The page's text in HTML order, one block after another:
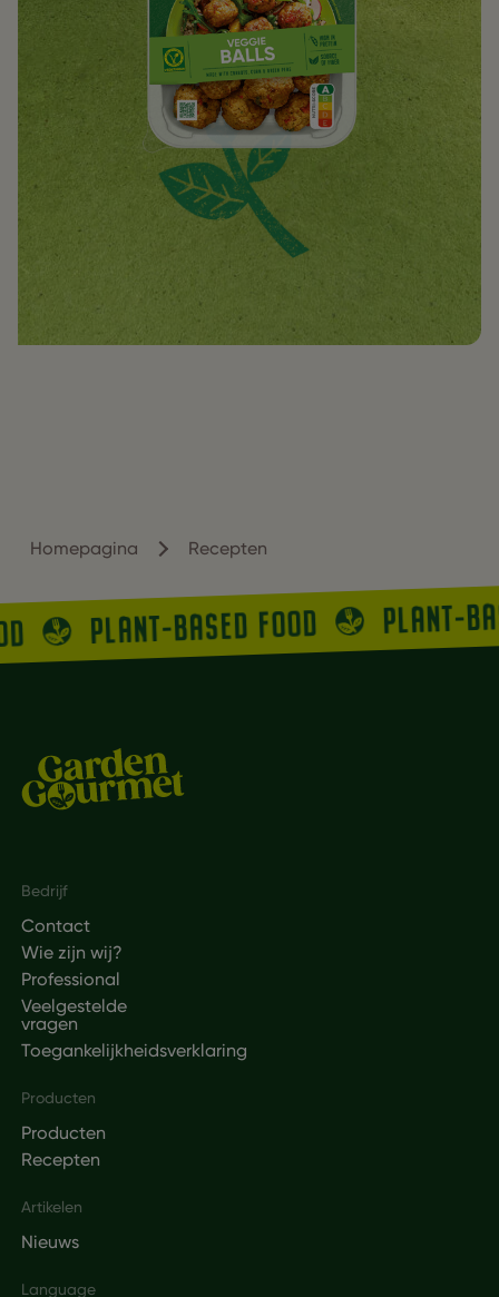
Homepagina Recepten
PLANT-BASED FOOD PLANT-
Footer
Bedrijf
Contact
Wie zijn wij?
Professional
Veelgestelde
vragen
Toegankelijkheidsverklaring
Producten
Producten
Recepten
Artikelen
Nieuws
Language